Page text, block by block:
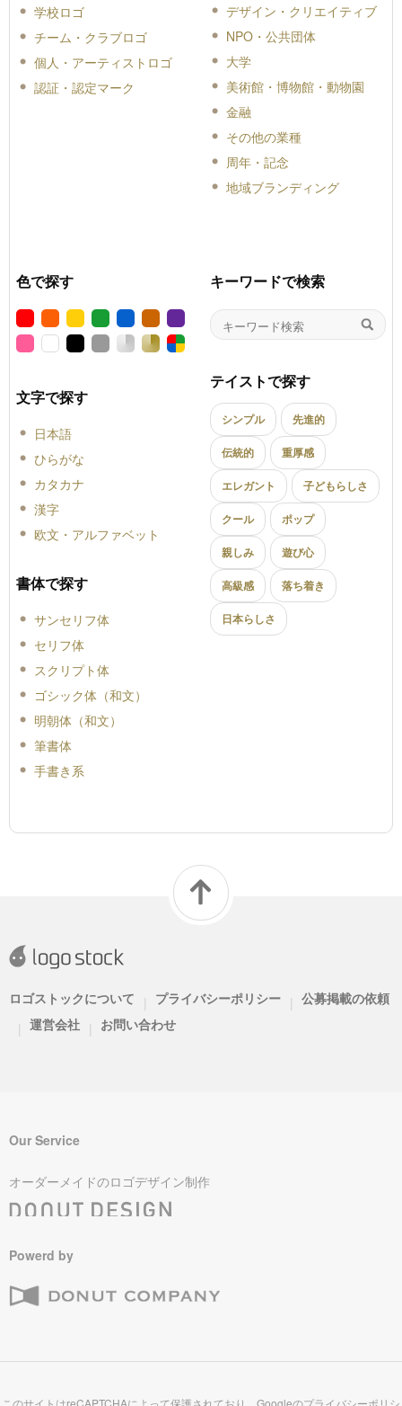
学校ロゴ
チーム・クラブロゴ
個人・アーティストロゴ
認証・認定マーク
デザイン・クリエイティブ
NPO・公共団体
大学
美術館・博物館・動物園
金融
その他の業種
周年・記念
地域ブランディング
色で探す
文字で探す
日本語
ひらがな
カタカナ
漢字
欧文・アルファベット
書体で探す
サンセリフ体
セリフ体
スクリプト体
ゴシック体（和文）
明朝体（和文）
筆書体
手書き系
キーワードで検索
テイストで探す
シンプル 先進的
伝統的 重厚感
エレガント 子どもらしさ
クール ポップ
親しみ 遊び心
高級感 落ち着き
日本らしさ
ロゴストックについて | プライバシーポリシー | 公募掲載の依頼
| 運営会社 | お問い合わせ
Our Service
オーダーメイドのロゴデザイン制作
Powerd by
このサイトはreCAPTCHAによって保護されており、Googleのプライバシーポリシ